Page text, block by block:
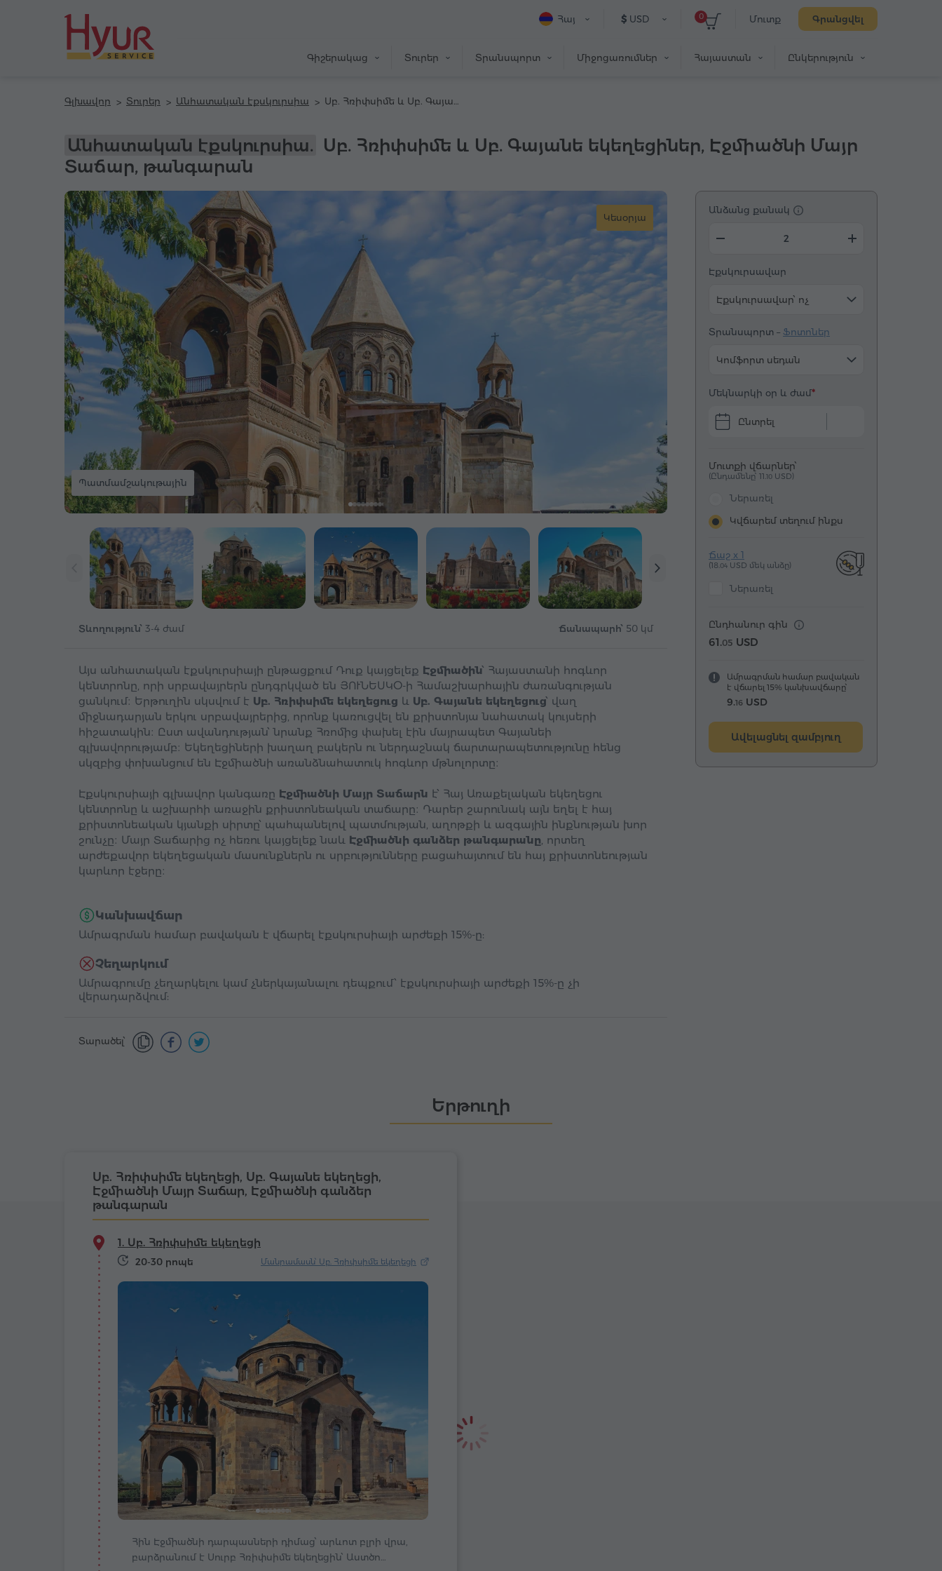
Մուտք Գրանցվել
0
$ USD
Հայ
Գիշերակաց Տուրեր Տրանսպորտ Միջոցառումներ Հայաստան Ընկերություն
Գլխավոր Տուրեր Անհատական էքսկուրսիա
Անհատական էքսկուրսիա. Սբ. Հռիփսիմե և Սբ. Գայանե եկեղեցիներ, Էջմիածնի Մայր
Տաճար, թանգարան
Կեսօրյա
Պատմամշակութային
Տևողություն՝ 3-4 ժամ Ճանապարհ՝ 50 կմ
Այս անհատական էքսկուրսիայի ընթացքում Դուք կայցելեք Էջմիածին՝ Հայաստանի հոգևոր
կենտրոնը, որի սրբավայրերն ընդգրկված են ՅՈՒՆԵՍԿՕ-ի Համաշխարհային ժառանգության
ցանկում։ Երթուղին սկսվում է Սբ. Հռիփսիմե եկեղեցուց և Սբ. Գայանե եկեղեցուց՝ վաղ
միջնադարյան երկու սրբավայրերից, որոնք կառուցվել են քրիստոնյա նահատակ կույսերի
հիշատակին։ Ըստ ավանդության՝ նրանք Հռոմից փախել էին մայրապետ Գայանեի
գլխավորությամբ։ Եկեղեցիների խաղաղ բակերն ու ներդաշնակ ճարտարապետությունը հենց
սկզբից փոխանցում են Էջմիածնի առանձնահատուկ հոգևոր մթնոլորտը։
Էքսկուրսիայի գլխավոր կանգառը Էջմիածնի Մայր Տաճարն է՝ Հայ Առաքելական եկեղեցու
կենտրոնը և աշխարհի առաջին քրիստոնեական տաճարը։ Դարեր շարունակ այն եղել է հայ
քրիստոնեական կյանքի սիրտը՝ պահպանելով պատմության, աղոթքի և ազգային ինքնության խոր
շունչը։ Մայր Տաճարից ոչ հեռու կայցելեք նաև Էջմիածնի գանձեր թանգարանը, որտեղ
արժեքավոր եկեղեցական մասունքներն ու սրբությունները բացահայտում են հայ քրիստոնեության
կարևոր էջերը։
Կանխավճար
Ամրագրման համար բավական է վճարել էքսկուրսիայի արժեքի 15%-ը:
Չեղարկում
Ամրագրումը չեղարկելու կամ չներկայանալու դեպքում՝ էքսկուրսիայի արժեքի 15%-ը չի
վերադարձվում:
Տարածել՝
Անձանց քանակ
Էքսկուրսավար
Էքսկուրսավար՝ ոչ
Տրանսպորտ – Ֆոտոներ
Կոմֆորտ սեդան
Մեկնարկի օր և ժամ
Ընտրել
Մուտքի վճարներ՝
(Ընդամենը՝ 11.10 USD)
Ներառել
Կվճարեմ տեղում ինքս
Ճաշ x 1
(18.04 USD մեկ անձը)
Ներառել
Ընդհանուր գին
61.05 USD
Ամրագրման համար բավական
է վճարել 15% կանխավճարը՝
9.16 USD
Ավելացնել զամբյուղ
Երթուղի
Սբ. Հռիփսիմե եկեղեցի, Սբ. Գայանե եկեղեցի,
Էջմիածնի Մայր Տաճար, Էջմիածնի գանձեր
թանգարան
1. Սբ. Հռիփսիմե եկեղեցի
20-30 րոպե Մանրամասն՝ Սբ. Հռիփսիմե եկեղեցի
Հին Էջմիածնի դարպասների դիմաց՝ արևոտ բլրի վրա,
բարձրանում է Սուրբ Հռիփսիմե եկեղեցին՝ Աստծո